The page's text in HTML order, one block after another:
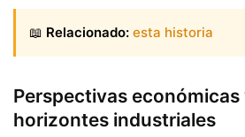
📖 Relacionado: esta historia
Perspectivas
horizontes industriales